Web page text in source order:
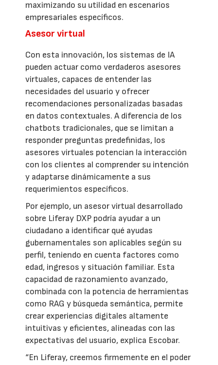
maximizando su utilidad en escenarios
empresariales específicos.
Asesor virtual
Con esta innovación, los sistemas de IA
pueden actuar como verdaderos asesores
virtuales, capaces de entender las
necesidades del usuario y ofrecer
recomendaciones personalizadas basadas
en datos contextuales. A diferencia de los
chatbots tradicionales, que se limitan a
responder preguntas predefinidas, los
asesores virtuales potencian la interacción
con los clientes al comprender su intención
y adaptarse dinámicamente a sus
requerimientos específicos.
Por ejemplo, un asesor virtual desarrollado
sobre Liferay DXP podría ayudar a un
ciudadano a identificar qué ayudas
gubernamentales son aplicables según su
perfil, teniendo en cuenta factores como
edad, ingresos y situación familiar. Esta
capacidad de razonamiento avanzado,
combinada con la potencia de herramientas
como RAG y búsqueda semántica, permite
crear experiencias digitales altamente
intuitivas y eficientes, alineadas con las
expectativas del usuario, explica Escobar.
“En Liferay, creemos firmemente en el poder